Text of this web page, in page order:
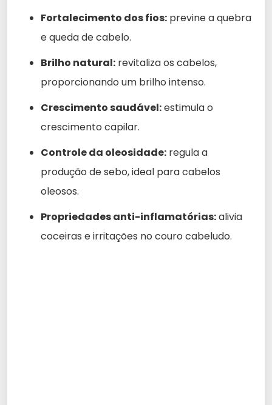
Fortalecimento dos fios: previne a quebra
e queda de cabelo.
Brilho natural: revitaliza os cabelos,
proporcionando um brilho intenso.
Crescimento saudável:estimula o
crescimento capilar.
Controle da oleosidade: regula a
produção de sebo, ideal para cabelos
oleosos.
Propriedades anti-inflamatórias:alivia
coceiras e irritações no couro cabeludo.